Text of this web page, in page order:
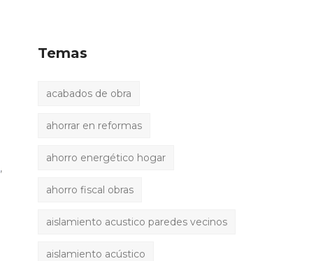
,
Temas
acabados de obra
ahorrar en reformas
ahorro energético hogar
ahorro fiscal obras
aislamiento acustico paredes vecinos
aislamiento acústico